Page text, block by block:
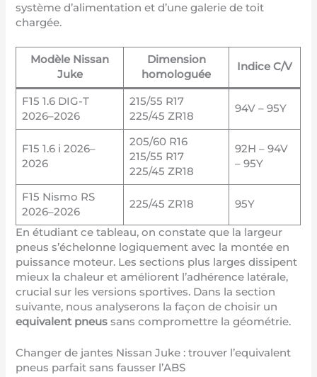
système d’alimentation et d’une galerie de toit
chargée.
Modèle Nissan
Juke
Dimension
homologuée
Indice C/V
F15 1.6 DIG-T
2026–2026
215/55 R17
225/45 ZR18
94V – 95Y
F15 1.6 i 2026–
2026
205/60 R16
215/55 R17
225/45 ZR18
92H – 94V
– 95Y
F15 Nismo RS
2026–2026
225/45 ZR18 95Y
En étudiant ce tableau, on constate que la largeur
pneus s’échelonne logiquement avec la montée en
puissance moteur. Les sections plus larges dissipent
mieux la chaleur et améliorent l’adhérence latérale,
crucial sur les versions sportives. Dans la section
suivante, nous analyserons la façon de choisir un
equivalent pneus sans compromettre la géométrie.
Changer de jantes Nissan Juke : trouver l’equivalent
pneus parfait sans fausser l’ABS